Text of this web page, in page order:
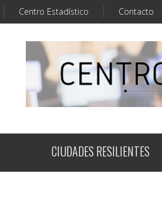
Centro Estadístico Contacto
CIUDADES RESILIENTES